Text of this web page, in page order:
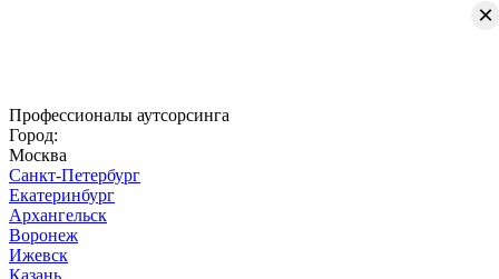
Профессионалы аутсорсинга
Город:
Москва
Санкт-Петербург
Екатеринбург
Архангельск
Воронеж
Ижевск
Казань
×